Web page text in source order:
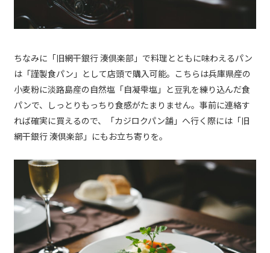
ちなみに「旧網干銀行 湊倶楽部」で料理とともに味わえるパン
は「謹製食パン」として店頭で購入可能。こちらは兵庫県産の
小麦粉に淡路島産の自然塩「自凝雫塩」と豆乳を練り込んだ食
パンで、しっとりもっちり食感がたまりません。事前に連絡す
れば確実に買えるので、「カジロクパン舗」へ行く際には「旧
網干銀行 湊倶楽部」にもお立ち寄りを。